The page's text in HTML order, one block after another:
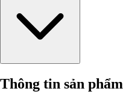
Thông tin sản phẩm